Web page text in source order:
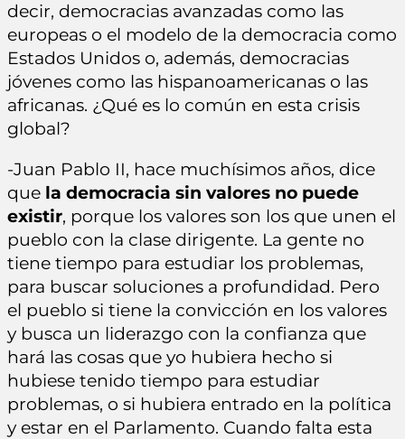
decir, democracias avanzadas como las
europeas o el modelo de la democracia como
Estados Unidos o, además, democracias
jóvenes como las hispanoamericanas o las
africanas. ¿Qué es lo común en esta crisis
global?
-Juan Pablo II, hace muchísimos años, dice
que la democracia sin valores no puede
existir, porque los valores son los que unen el
pueblo con la clase dirigente. La gente no
tiene tiempo para estudiar los problemas,
para buscar soluciones a profundidad. Pero
el pueblo si tiene la convicción en los valores
y busca un liderazgo con la confianza que
hará las cosas que yo hubiera hecho si
hubiese tenido tiempo para estudiar
problemas, o si hubiera entrado en la política
y estar en el Parlamento. Cuando falta esta